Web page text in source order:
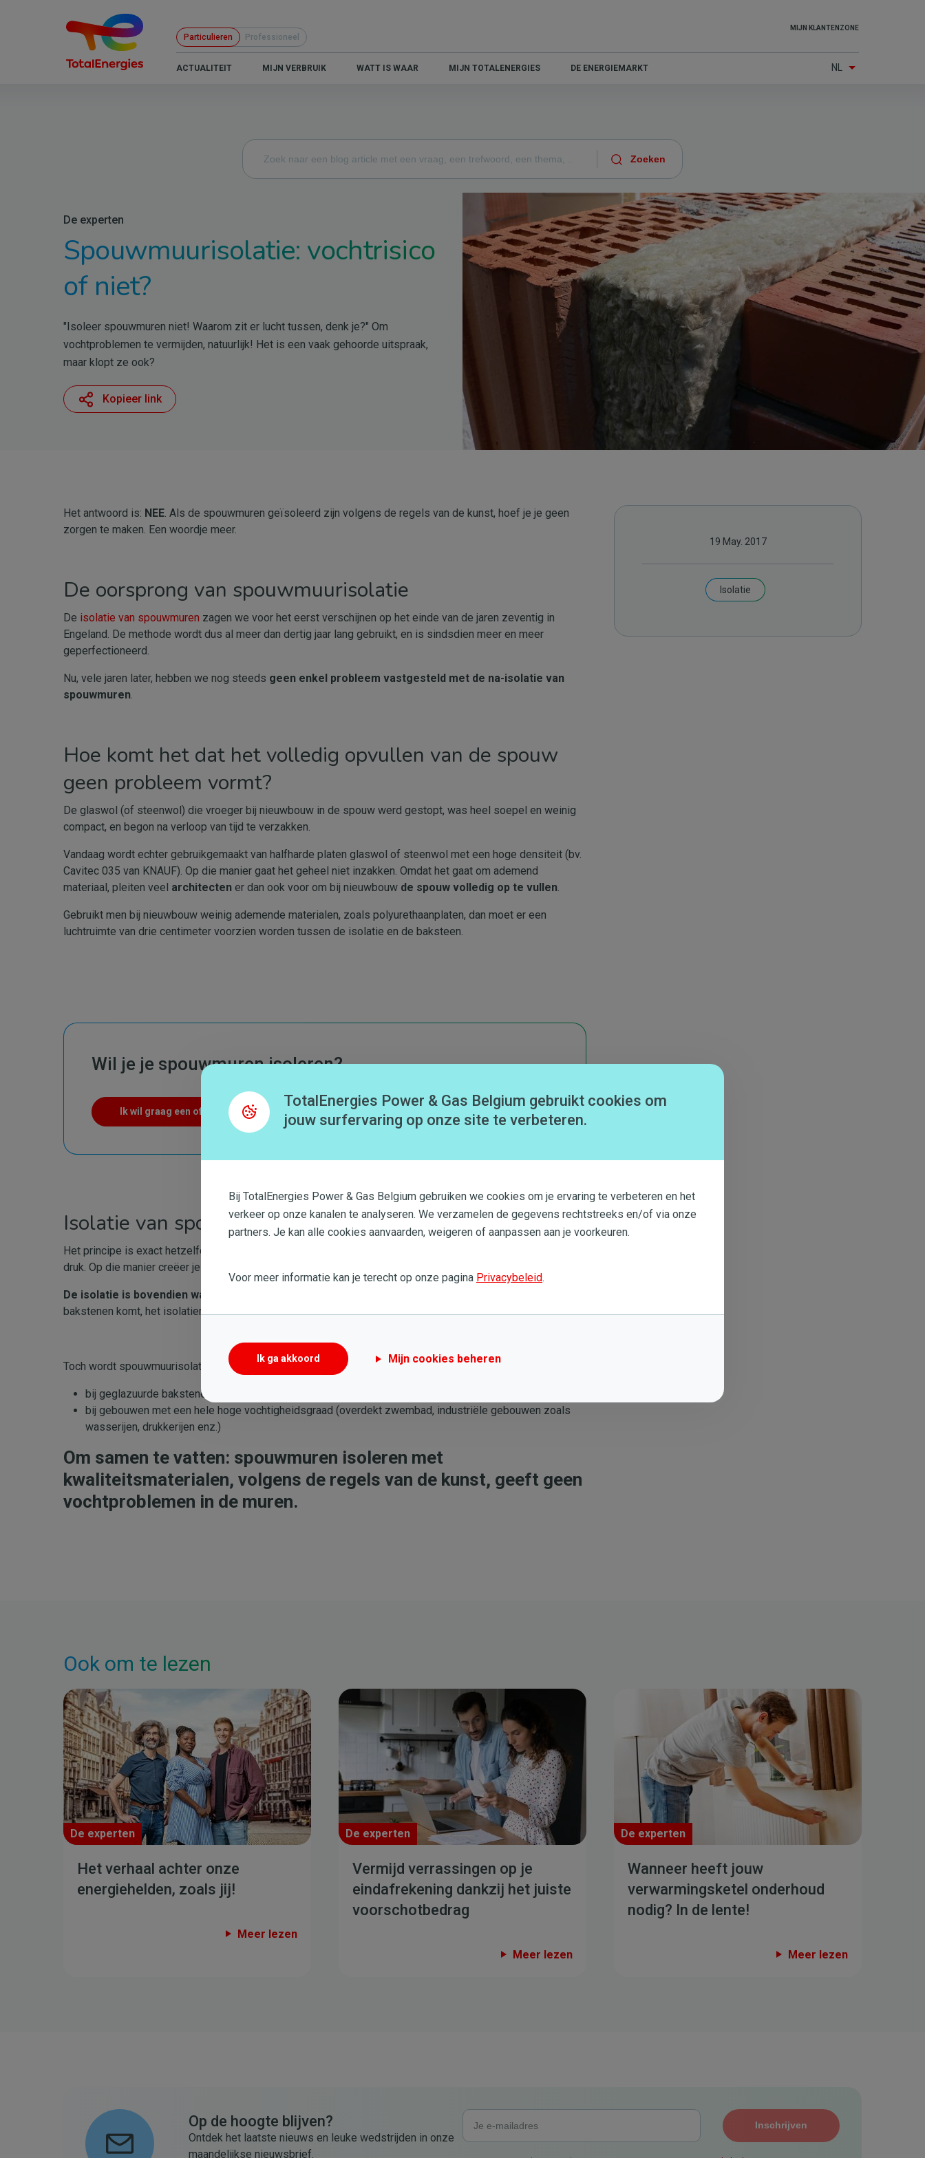
B2C
principale
ACTUALITEIT MIJN VERBRUIK WATT IS WAAR MIJN TOTALENERGIES DE ENERGIEMARKT
Top
menu
MIJN KLANTENZONE
NL
Particulieren Professioneel
De experten
Spouwmuurisolatie: vochtrisico
of niet?
"Isoleer spouwmuren niet! Waarom zit er lucht tussen, denk je?" Om
vochtproblemen te vermijden, natuurlijk! Het is een vaak gehoorde uitspraak,
maar klopt ze ook?
Kopieer link
Het antwoord is: NEE . Als de spouwmuren geïsoleerd zijn volgens de regels van de kunst, hoef je je geen
zorgen te maken. Een woordje meer.
De oorsprong van spouwmuurisolatie
De isolatie van spouwmuren zagen we voor het eerst verschijnen op het einde van de jaren zeventig in
Engeland. De methode wordt dus al meer dan dertig jaar lang gebruikt, en is sindsdien meer en meer
geperfectioneerd.
Nu, vele jaren later, hebben we nog steeds geen enkel probleem vastgesteld met de na-isolatie van
spouwmuren
Hoe komt het dat het volledig opvullen van de spouw
geen probleem vormt?
De glaswol (of steenwol) die vroeger bij nieuwbouw in de spouw werd gestopt, was heel soepel en weinig
compact, en begon na verloop van tijd te verzakken.
Vandaag wordt echter gebruikgemaakt van halfharde platen glaswol of steenwol met een hoge densiteit (bv.
Cavitec 035 van KNAUF). Op die manier gaat het geheel niet inzakken. Omdat het gaat om ademend
materiaal, pleiten veel architecten er dan ook voor om bij nieuwbouw de spouw volledig op te vullen
Gebruikt men bij nieuwbouw weinig ademende materialen, zoals polyurethaanplaten, dan moet er een
luchtruimte van drie centimeter voorzien worden tussen de isolatie en de baksteen.
Wil je je spouwmuren isoleren?
Ik wil graag een offerte
Isolatie van spouwmuren
Het principe is exact hetzelfde, maar het isolatiemateriaal wordt er achteraf ingeblazen onder relatief hoge
druk. Op die manier creëer je een
De isolatie is bovendien waterafstotend
bakstenen komt, het isolatiemateriaal niet beschadigt en langs dezelfde bakstenen weer wordt afgevoerd.
Toch wordt spouwmuurisolatie in sommige gevallen afgeraden:
bij geglazuurde bakstenen, weinig ademende verf of coatings met een hoge dampdichtheid
bij gebouwen met een hele hoge vochtigheidsgraad (overdekt zwembad, industriële gebouwen zoals
wasserijen, drukkerijen enz.)
Om samen te vatten: spouwmuren isoleren met
kwaliteitsmaterialen, volgens de regels van de kunst, geeft geen
vochtproblemen in de muren.
19 May. 2017
Isolatie
Ook om te lezen
De experten
Het verhaal achter onze
energiehelden, zoals jij!
Meer lezen
De experten
Vermijd verrassingen op je
eindafrekening dankzij het juiste
voorschotbedrag
Meer lezen
De experten
Wanneer heeft jouw
verwarmingsketel onderhoud
nodig? In de lente!
Meer lezen
Op de hoogte blijven?
Ontdek het laatste nieuws en leuke wedstrijden in onze
maandelijkse nieuwsbrief.
TotalEnergies Power & Gas Belgium gebruikt cookies om
jouw surfervaring op onze site te verbeteren.
Bij TotalEnergies Power & Gas Belgium gebruiken we cookies om je ervaring te verbeteren en het
verkeer op onze kanalen te analyseren. We verzamelen de gegevens rechtstreeks en/of via onze
partners. Je kan alle cookies aanvaarden, weigeren of aanpassen aan je voorkeuren.
Voor meer informatie kan je terecht op onze pagina Privacybeleid.
Ik ga akkoord Mijn cookies beheren